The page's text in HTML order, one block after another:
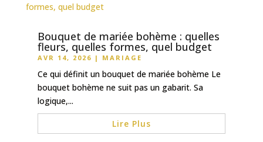
Bouquet de mariée bohème : quelles
fleurs, quelles formes, quel budget
AVR 14, 2026 | MARIAGE
Ce qui définit un bouquet de mariée bohème Le
bouquet bohème ne suit pas un gabarit. Sa
logique,...
Lire Plus